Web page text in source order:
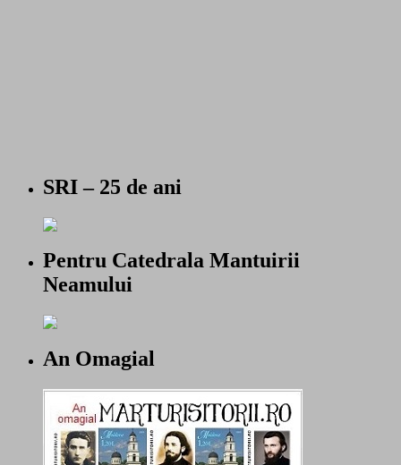
SRI – 25 de ani
Pentru Catedrala Mantuirii
Neamului
An Omagial